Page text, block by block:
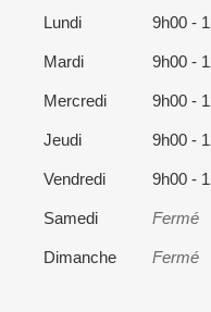
Lundi 9h00 -
Mardi 9h00 -
Mercredi 9h00 -
Jeudi 9h00 -
Vendredi 9h00 -
Samedi Fermé
Dimanche Fermé